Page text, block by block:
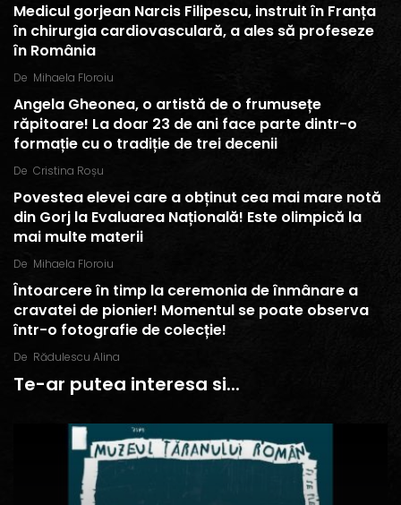
Medicul gorjean Narcis Filipescu, instruit în Franța
în chirurgia cardiovasculară, a ales să profeseze
în România
De Mihaela Floroiu
Angela Gheonea, o artistă de o frumusețe
răpitoare! La doar 23 de ani face parte dintr-o
formație cu o tradiție de trei decenii
De Cristina Roșu
Povestea elevei care a obținut cea mai mare notă
din Gorj la Evaluarea Națională! Este olimpică la
mai multe materii
De Mihaela Floroiu
Întoarcere în timp la ceremonia de înmânare a
cravatei de pionier! Momentul se poate observa
într-o fotografie de colecție!
De Rădulescu Alina
Te-ar putea interesa si...